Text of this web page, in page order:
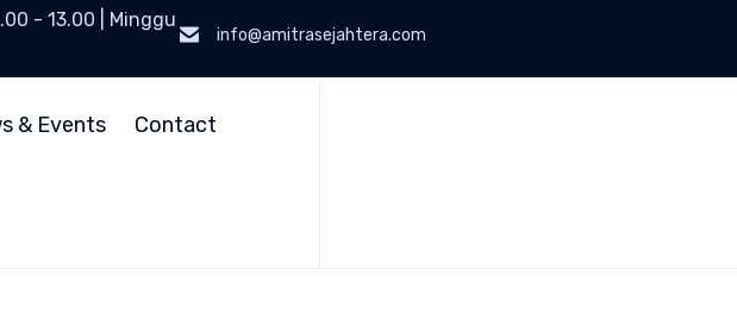
- 13.00 | Minggu
info@amitrasejahtera.com
& Events Contact